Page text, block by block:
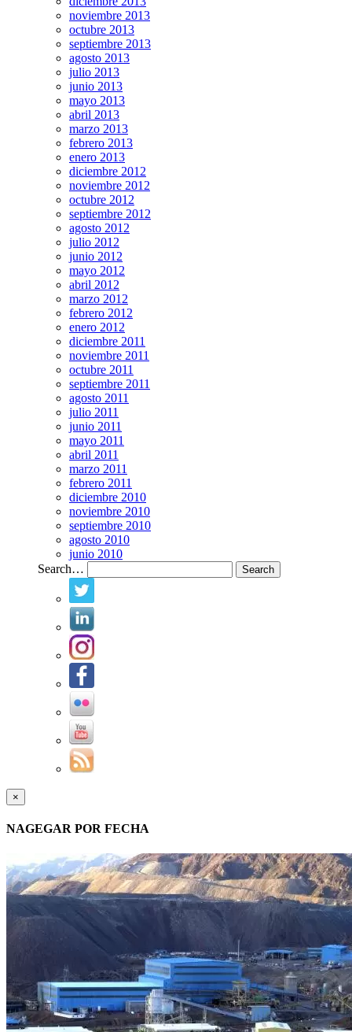
noviembre 2013
octubre 2013
septiembre 2013
agosto 2013
julio 2013
junio 2013
mayo 2013
abril 2013
marzo 2013
febrero 2013
enero 2013
diciembre 2012
noviembre 2012
octubre 2012
septiembre 2012
agosto 2012
julio 2012
junio 2012
mayo 2012
abril 2012
marzo 2012
febrero 2012
enero 2012
diciembre 2011
noviembre 2011
octubre 2011
septiembre 2011
agosto 2011
julio 2011
junio 2011
mayo 2011
abril 2011
marzo 2011
febrero 2011
diciembre 2010
noviembre 2010
septiembre 2010
agosto 2010
junio 2010
Search…
×
NAGEGAR POR FECHA